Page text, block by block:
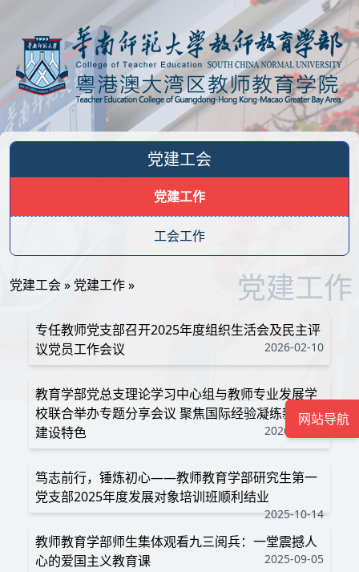
网站导航
党建工会
党建工作
工会工作
党建工作
党建工会» 党建工作»
专任教师党支部召开2025年度组织生活会及民主评
议党员工作会议
2026-02-10
教育学部党总支理论学习中心组与教师专业发展学
校联合举办专题分享会议 聚焦国际经验凝练新师范
建设特色
2026-01-12
笃志前行，锤炼初心——教师教育学部研究生第一
党支部2025年度发展对象培训班顺利结业
2025-10-14
教师教育学部师生集体观看九三阅兵：一堂震撼人
心的爱国主义教育课
2025-09-05